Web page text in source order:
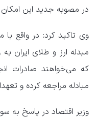
در مصوبه جدید این
وی تاکید کرد: در واقع
مبدله ارز و طلای ایران
که می‌خواهند صادرات
مبادله مراجعه کرده و
وزیر اقتصاد در پاسخ به